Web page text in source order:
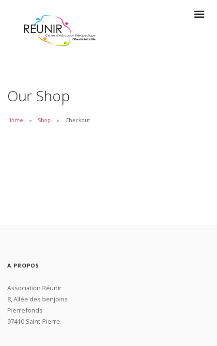
Our Shop
Home Shop Checkout
A PROPOS
Association Réunir
8, Allée des benjoins
Pierrefonds
97410 Saint-Pierre